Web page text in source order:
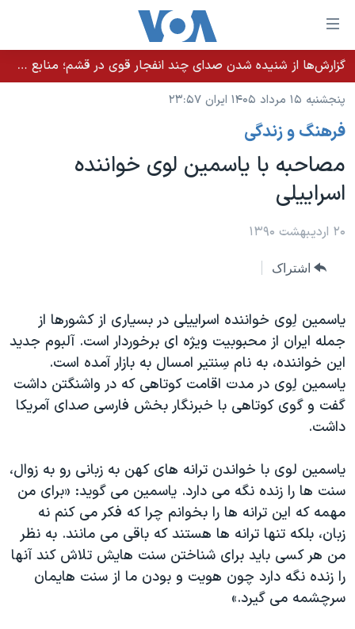
لینکهای
قابل
دسترسی
جهش
محتوای
اصلی
جهش
به
صفحه
جهش
جستجو
خانه
نسخه سبک وب‌سایت
موضوع ها
ایران
آمریکا
جهان
ویژه برنامه‌ها
ویدیوها
فرهنگ و زندگی
حقوق شهروندی
اقتصادی
اسرائیل در جنگ
گالری عکس
آرشیو پخش زنده
برنامه های تلویزیونی
جدول برنامه ها
صفحه‌های ویژه
بایگانی برنامه‌های تلویزیونی
مستندها
انتخابات ریاست جمهوری آمریکا ۲۰۲۴
حمله جمهوری اسلامی به اسرائیل
ورزش زنان در ایران
اعتراضات زن، زندگی، آزادی
مجموعه مستندهای دادخواهی
تریبونال مردمی آبان ۹۸
دادگاه حمید نوری
فرکانس‌های صدای آمریکا
یادگیری زبان انگلیسی
دنبال کنید
زبانهای مختلف
گزارش‌ها از شنیده شدن صدای چند انفجار قوی در قشم؛ منابع حکومتی می‌گویند درگیری در تنگه هرمز بود
پنجشنبه ۱۵ مرداد ۱۴۰۵ ایران ۲۳:۵۷
فرهنگ و زندگی
مصاحبه با ياسمين لوی خواننده
اسراييلی
۲۰ اردیبهشت ۱۳۹۰
اشتراک
یاسمین لِوی خواننده اسراییلی در بسیاری از کشورها از
جمله ایران از محبوبیت ویژه ای برخوردار است. آلبوم جدید
این خواننده، به نام سِنتیر امسال به بازار آمده است.
یاسمین لِوی در مدت اقامت کوتاهی که در واشنگتن داشت
گفت و گوی کوتاهی با خبرنگار بخش فارسی صدای آمريکا
داشت.
یاسمین لوی با خواندن ترانه های کهن به زبانی رو به زوال،
سنت ها را زنده نگه می دارد. یاسمين می گويد: «برای من
مهمه که این ترانه ها را بخوانم چرا که فکر می کنم نه
زبان، بلکه تنها ترانه ها هستند که باقی می مانند. به نظر
من هر کسی باید برای شناختن سنت هایش تلاش کند آنها
را زنده نگه دارد چون هویت و بودن ما از سنت هایمان
سرچشمه می گیرد.»